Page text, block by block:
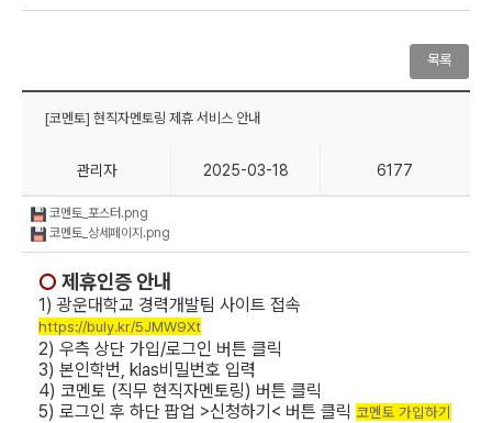
목록
[코멘토] 현직자멘토링 제휴 서비스 안내
관리자 2025-03-18 6177
코멘토_포스터.png
코멘토_상세페이지.png
○ 제휴인증 안내
1) 광운대학교 경력개발팀 사이트 접속
https://buly.kr/5JMW9Xt
2) 우측 상단 가입/로그인 버튼 클릭
3) 본인학번, klas비밀번호 입력
4) 코멘토 (직무 현직자멘토링) 버튼 클릭
5) 로그인 후 하단 팝업 >신청하기< 버튼 클릭 코멘토 가입하기